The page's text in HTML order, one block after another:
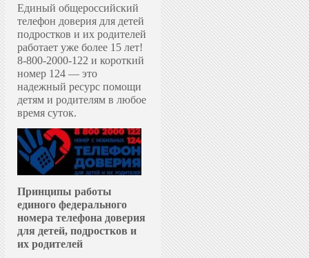
Единый общероссийский
телефон доверия для детей
подростков и их родителей
работает уже более 15 лет!
8-800-2000-122 и короткий
номер 124 — это
надежный ресурс помощи
детям и родителям в любое
время суток.
Принципы работы
единого федерального
номера телефона доверия
для детей, подростков и
их родителей